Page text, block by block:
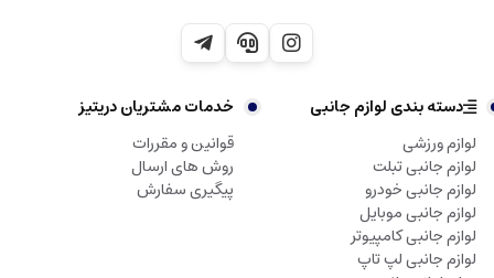
دسته بندی لوازم جانبی
لوازم ورزشی
لوازم جانبی تبلت
لوازم جانبی خودرو
لوازم جانبی موبایل
لوازم جانبی کامپیوتر
لوازم جانبی لپ تاپ
خدمات مشتریان دریتیز
قوانین و مقررات
روش های ارسال
پیگیری سفارش